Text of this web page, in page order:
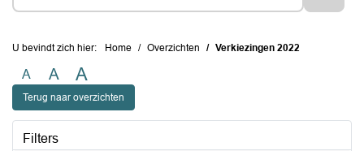
U bevindt zich hier: Home Overzichten Verkiezingen 2022
A A A
Terug naar overzichten
Filters